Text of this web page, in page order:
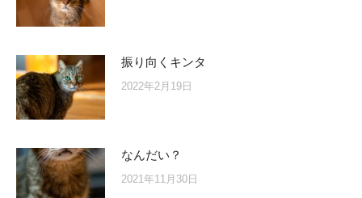
振り向くキンタ
2022年2月19日
なんだい？
2021年11月30日